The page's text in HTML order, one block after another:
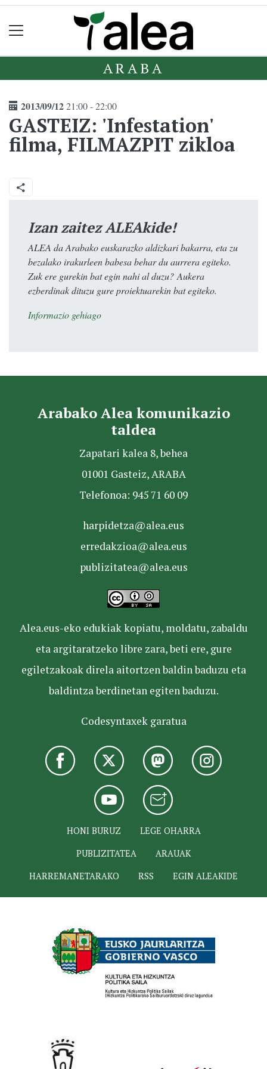
ARABA
2013/09/1221:00 - 22:00
GASTEIZ: 'Infestation'
filma, FILMAZPIT zikloa
Izan zaitez ALEAkide!
ALEA da Arabako euskarazko aldizkari bakarra, eta zu
bezalako irakurleen babesa behar du aurrera egiteko.
Zuk ere gurekin bat egin nahi al duzu? Aukera
ezberdinak dituzu gure proiektuarekin bat egiteko.
Informazio gehiago
Arabako Alea komunikazio
taldea
Zapatari kalea 8, behea
01001 Gasteiz, ARABA
Telefonoa: 945 71 60 09
harpidetza@alea.eus
erredakzioa@alea.eus
publizitatea@alea.eus
Alea.eus-eko edukiak kopiatu, moldatu, zabaldu
eta argitaratzeko libre zara, beti ere, gure
egiletzakoak direla aitortzen baldin baduzu eta
baldintza berdinetan egiten baduzu.
Codesyntaxek garatua
HONI BURUZ
LEGE OHARRA
PUBLIZITATEA
ARAUAK
HARREMANETARAKO
RSS EGIN ALEAKIDE